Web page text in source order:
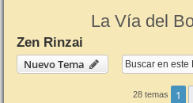
La Vía del
Zen Rinzai
Nuevo Tema
28 temas 1